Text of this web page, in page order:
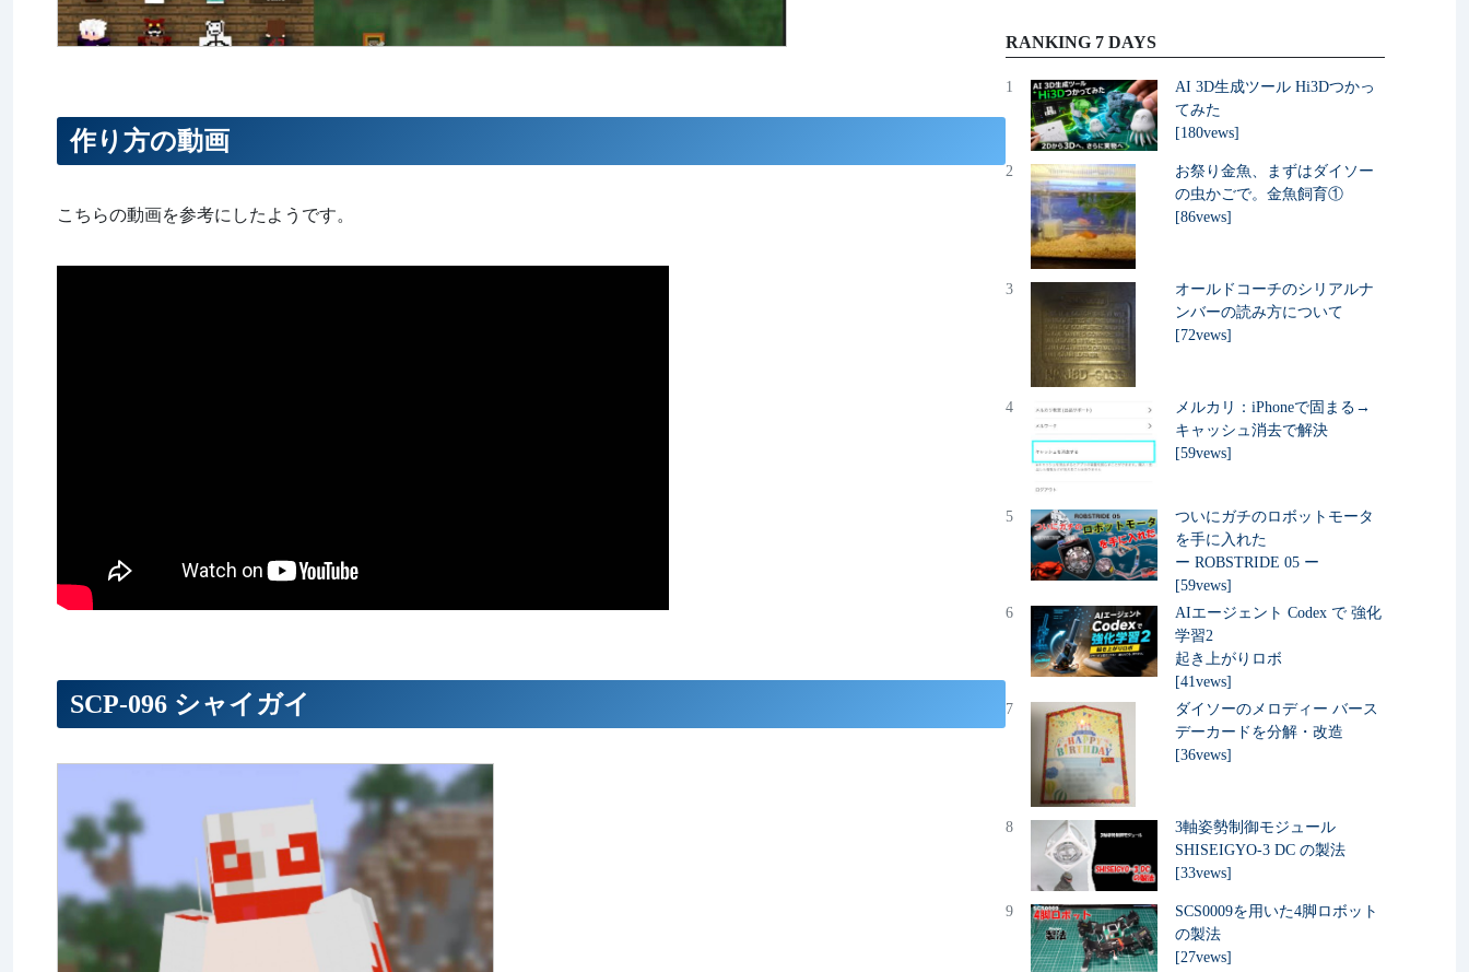
作り方の動画
こちらの動画を参考にしたようです。
SCP-096 シャイガイ
RANKING 7 DAYS
1
AI 3D生成ツール Hi3Dつかっ
てみた
[180vews]
2
お祭り金魚、まずはダイソー
の虫かごで。金魚飼育①
[86vews]
3
オールドコーチのシリアルナ
ンバーの読み方について
[72vews]
4
メルカリ：iPhoneで固まる→
キャッシュ消去で解決
[59vews]
5
ついにガチのロボットモータ
を手に入れた
ー ROBSTRIDE 05 ー
[59vews]
6
AIエージェント Codex で 強化
学習2
起き上がりロボ
[41vews]
7
ダイソーのメロディー バース
デーカードを分解・改造
[36vews]
8
3軸姿勢制御モジュール
SHISEIGYO-3 DC の製法
[33vews]
9
SCS0009を用いた4脚ロボット
の製法
[27vews]